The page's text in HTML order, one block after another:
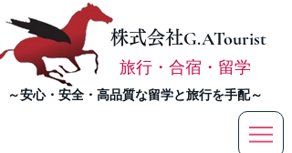
株式会社G.ATourist
旅行・合宿・留学
​～安心・安全・高品質な留学と旅行を手配～